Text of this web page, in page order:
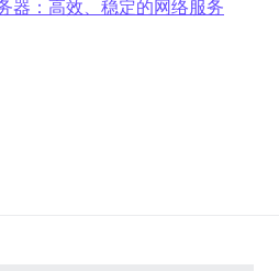
器：高效、稳定的网络服务